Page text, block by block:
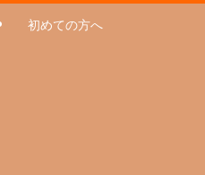
初めての方へ